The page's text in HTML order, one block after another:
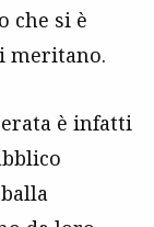
che si è
meritano.
è infatti